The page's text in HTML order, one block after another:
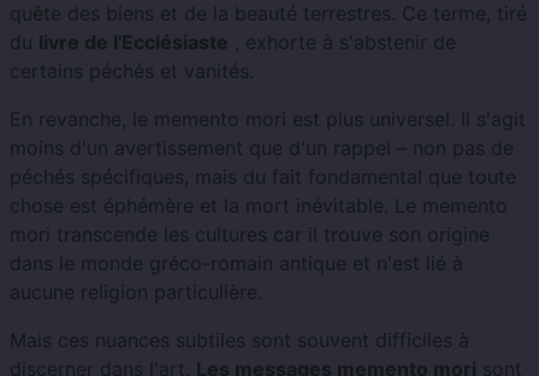
quête des biens et de la beauté terrestres. Ce terme, tiré
du livre de l'Ecclésiaste , exhorte à s'abstenir de
certains péchés et vanités.
En revanche, le memento mori est plus universel. Il s'agit
moins d'un avertissement que d'un rappel – non pas de
péchés spécifiques, mais du fait fondamental que toute
chose est éphémère et la mort inévitable. Le memento
mori transcende les cultures car il trouve son origine
dans le monde gréco-romain antique et n'est lié à
aucune religion particulière.
Mais ces nuances subtiles sont souvent difficiles à
discerner dans l'art. Les messages memento mori sont